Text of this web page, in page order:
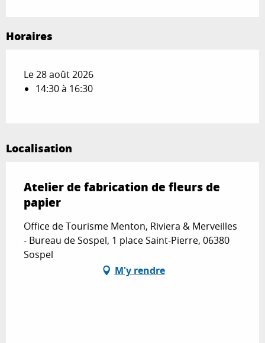
Horaires
Le 28 août 2026
14:30 à 16:30
Localisation
Atelier de fabrication de fleurs de
papier
Office de Tourisme Menton, Riviera & Merveilles
- Bureau de Sospel, 1 place Saint-Pierre, 06380
Sospel
M'y rendre